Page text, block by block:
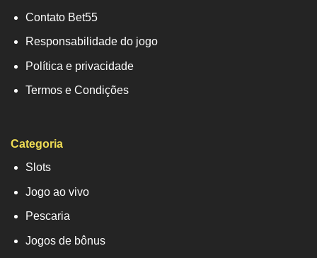
Contato Bet55
Responsabilidade do jogo
Política e privacidade
Termos e Condições
Categoria
Slots
Jogo ao vivo
Pescaria
Jogos de bônus